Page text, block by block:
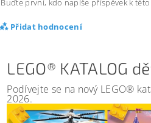
Buďte první, kdo napíše příspěvek k
Přidat hodnocení
LEGO® KATALOG
Podívejte se na nový LEGO®
2026.